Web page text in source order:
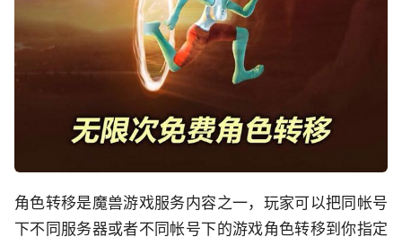
角色转移是魔兽游戏服务内容之一，玩家可以把同帐号
下不同服务器或者不同帐号下的游戏角色转移到你指定